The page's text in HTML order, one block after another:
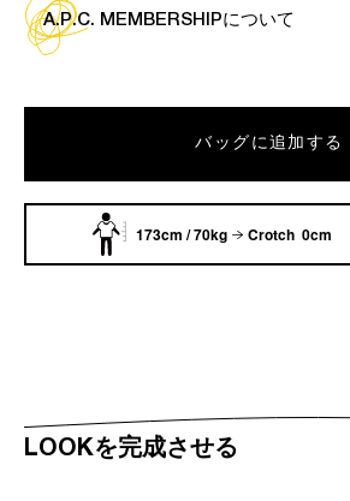
A.P.C. MEMBERSHIPについて
バッグに追加する
173cm / 70kg Crotch 0cm
LOOKを完成させる